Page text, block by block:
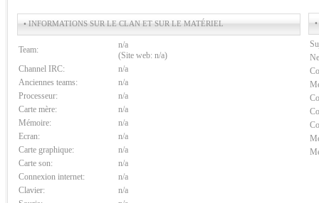
• INFORMATIONS SUR LE CLAN ET SUR LE MATÉRIEL
Team:
n/a
(Site web: n/a)
Channel IRC:
n/a
Anciennes teams:
n/a
Processeur:
n/a
Carte mère:
n/a
Mémoire:
n/a
Ecran:
n/a
Carte graphique:
n/a
Carte son:
n/a
Connexion internet:
n/a
Clavier:
n/a
•